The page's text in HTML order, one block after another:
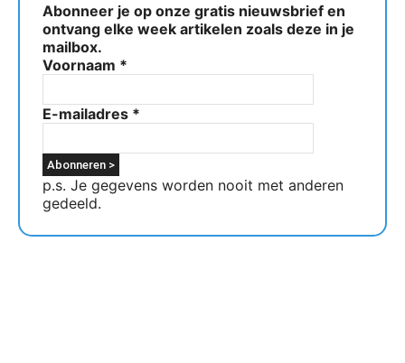
Abonneer je op onze gratis nieuwsbrief en
ontvang elke week artikelen zoals deze in je
mailbox.
Voornaam *
E-mailadres *
p.s. Je gegevens worden nooit met anderen
gedeeld.